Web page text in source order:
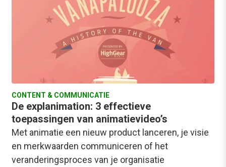
CONTENT & COMMUNICATIE
De explanimation: 3 effectieve
toepassingen van animatievideo’s
Met animatie een nieuw product lanceren, je visie
en merkwaarden communiceren of het
veranderingsproces van je organisatie